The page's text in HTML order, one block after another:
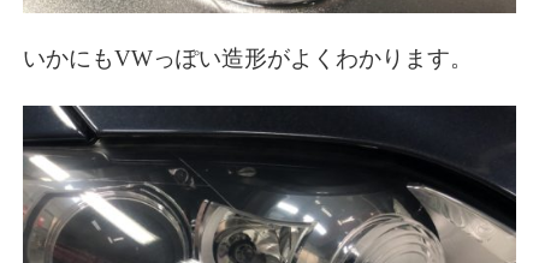
いかにもVWっぽい造形がよくわかります。